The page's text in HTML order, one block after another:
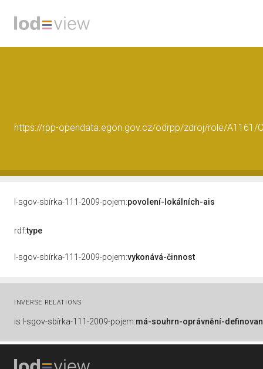
https://rpp-opendata.egon.gov.cz/odrpp/zdroj/role/A1161/
l-sgov-sbírka-111-2009-pojem:povolení-lokálních-ais
rdf:type
l-sgov-sbírka-111-2009-pojem:vykonává-činnost
INVERSE RELATIONS
is l-sgov-sbírka-111-2009-pojem:má-souhrn-oprávnění-